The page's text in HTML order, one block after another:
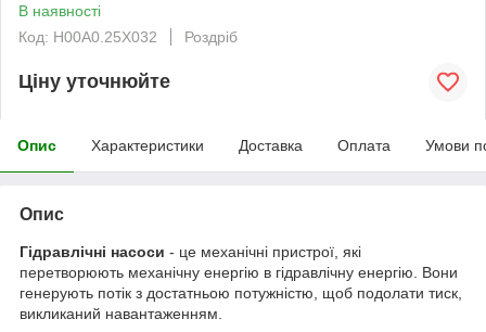
В наявності
Код: H00A0.25X032
Роздріб
Ціну уточнюйте
Опис Характеристики Доставка Оплата Умови
Опис
Гідравлічні насоси - це механічні пристрої, які
перетворюють механічну енергію в гідравлічну енергію. Вони
генерують потік з достатньою потужністю, щоб подолати тиск,
викликаний навантаженням.